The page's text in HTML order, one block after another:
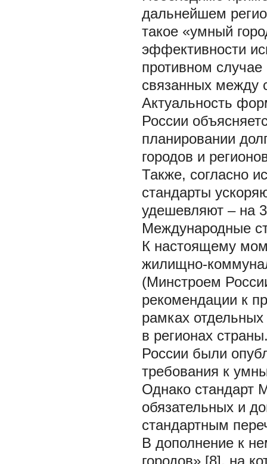
дальнейшем
такое «умный
эффективности
противном
связанных между
Актуальность
России
планировании
городов и
Также, согласно
стандарты
удешевляют – на
Международные
К настоящему
жилищно-
(Минстроем
рекомендации к
рамках
в регионах
России были
требования к
Однако стандарт
обязательных и
стандартным
В дополнение к
городов» [8], на